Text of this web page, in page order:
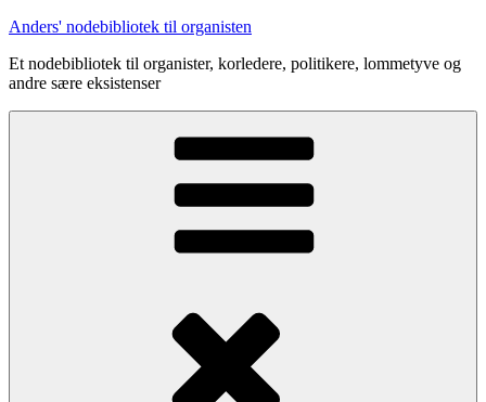
Videre
indhold
Anders' nodebibliotek til organisten
Et nodebibliotek til organister, korledere, politikere, lommetyve og
andre sære eksistenser